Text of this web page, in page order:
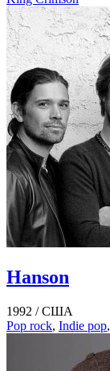
Hanson
1992 /США
Pop rock, Indie pop,